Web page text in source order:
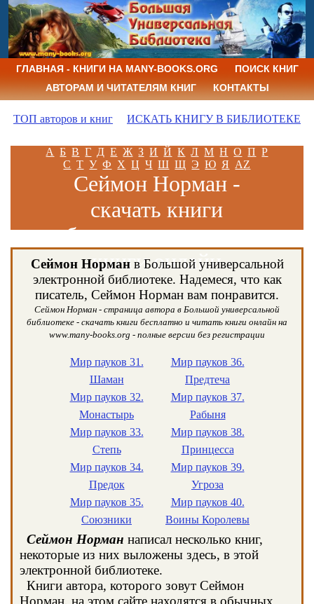
ГЛАВНАЯ - КНИГИ НА MANY-BOOKS.ORG
ПОИСК КНИГ
АВТОРАМ И ЧИТАТЕЛЯМ КНИГ
КОНТАКТЫ
ТОП авторов и книг ИСКАТЬ КНИГУ В БИБЛИОТЕКЕ
А Б В Г Д Е Ж З И Й К Л М Н О П Р
С Т У Ф Х Ц Ч Ш Щ Э Ю Я AZ
Сеймон Норман -
скачать книги
бесплатно и читать
книги онлайн
Сеймон Норманв Большой универсальной
электронной библиотеке. Надемеся, что как
писатель, Сеймон Норман вам понравится.
Сеймон Норман - страница автора в Большой универсальной
библиотеке - скачать книги бесплатно и читать книги онлайн на
www.many-books.org - полные версии без регистрации
Мир пауков 31.
Шаман
Мир пауков 32.
Монастырь
Мир пауков 33.
Степь
Мир пауков 34.
Предок
Мир пауков 35.
Союзники
Мир пауков 36.
Предтеча
Мир пауков 37.
Рабыня
Мир пауков 38.
Принцесса
Мир пауков 39.
Угроза
Мир пауков 40.
Воины Королевы
Сеймон Норман написал несколько книг,
некоторые из них выложены здесь, в этой
электронной библиотеке.
Книги автора, которого зовут Сеймон
Норман, на этом сайте находятся в обычных